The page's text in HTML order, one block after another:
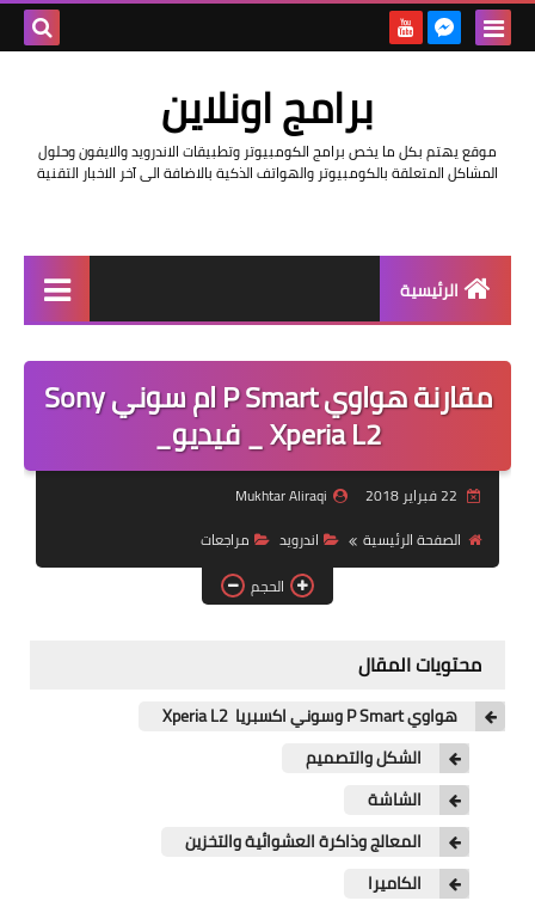
برامج اونلاين
موقع يهتم بكل ما يخص برامج الكومبيوتر وتطبيقات الاندرويد والايفون وحلول
المشاكل المتعلقة بالكومبيوتر والهواتف الذكية بالاضافة الى آخر الاخبار التقنية
الرئيسية
مراجعات
حماية
اندرويد
آيفون
ويندوز
مقارنة هواوي P Smart ام سوني Sony
Xperia L2 _ فيديو_
Mukhtar Aliraqi
الصفحة الرئيسية
اندرويد
مراجعات
الحجم
محتويات المقال
هواوي P Smart وسوني اكسبريا Xperia L2
الشكل والتصميم
الشاشة
المعالج وذاكرة العشوائية والتخزين
الكاميرا